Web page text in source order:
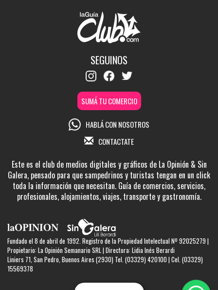
SEGUINOS
SUMÁ TU COMERCIO
HABLÁ CON NOSOTROS
CONTACTATE
Este es el club de medios digitales y gráficos de La Opinión & Sin
Galera, pensado para que sampedrinos y turistas tengan en un click
toda la información que necesitan. Guía de comercios, servicios,
profesionales, alojamientos, viajes, transporte y gastronomía.
Fundado el 8 de abril de 1992. Registro de la Propiedad Intelectual Nº 92025279 |
Propietario: La Opinión Semanario SRL | Directora: Lidia Inés Berardi
Liniers 71, San Pedro, Buenos Aires (2930) Tel. (03329) 420100 | Cel. (03329)
15569378